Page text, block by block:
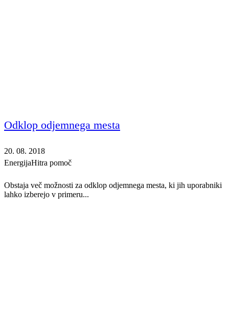
Odklop odjemnega mesta
20. 08. 2018
EnergijaHitra pomoč
Obstaja več možnosti za odklop odjemnega mesta, ki jih uporabniki
lahko izberejo v primeru...